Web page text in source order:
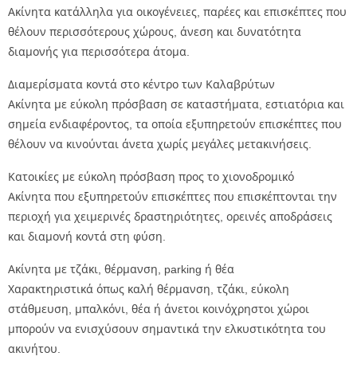
Ακίνητα κατάλληλα για οικογένειες, παρέες και επισκέπτες που
θέλουν περισσότερους χώρους, άνεση και δυνατότητα
διαμονής για περισσότερα άτομα.
Διαμερίσματα κοντά στο κέντρο των Καλαβρύτων
Ακίνητα με εύκολη πρόσβαση σε καταστήματα, εστιατόρια και
σημεία ενδιαφέροντος, τα οποία εξυπηρετούν επισκέπτες που
θέλουν να κινούνται άνετα χωρίς μεγάλες μετακινήσεις.
Κατοικίες με εύκολη πρόσβαση προς το χιονοδρομικό
Ακίνητα που εξυπηρετούν επισκέπτες που επισκέπτονται την
περιοχή για χειμερινές δραστηριότητες, ορεινές αποδράσεις
και διαμονή κοντά στη φύση.
Ακίνητα με τζάκι, θέρμανση, parking ή θέα
Χαρακτηριστικά όπως καλή θέρμανση, τζάκι, εύκολη
στάθμευση, μπαλκόνι, θέα ή άνετοι κοινόχρηστοι χώροι
μπορούν να ενισχύσουν σημαντικά την ελκυστικότητα του
ακινήτου.